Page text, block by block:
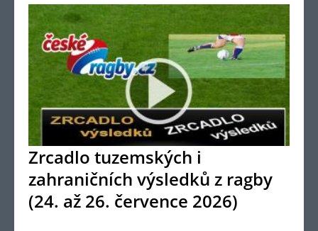
Zrcadlo tuzemských i
zahraničních výsledků z ragby
(24. až 26. července 2026)